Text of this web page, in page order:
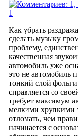
1
Как убрать
сделать музыку
проблему,
качественная
автомобиль уже
это не автомобиль
тонкий слой
справляется со
требует максимум
мелкими хрупкими
отломать, чем
начинается с